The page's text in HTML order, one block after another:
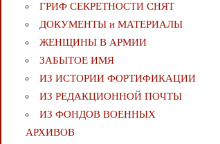
ГРИФ СЕКРЕТНОСТИ СНЯТ
ДОКУМЕНТЫ и МАТЕРИАЛЫ
ЖЕНЩИНЫ В АРМИИ
ЗАБЫТОЕ ИМЯ
ИЗ ИСТОРИИ ФОРТИФИКАЦИИ
ИЗ РЕДАКЦИОННОЙ ПОЧТЫ
ИЗ ФОНДОВ ВОЕННЫХ
АРХИВОВ